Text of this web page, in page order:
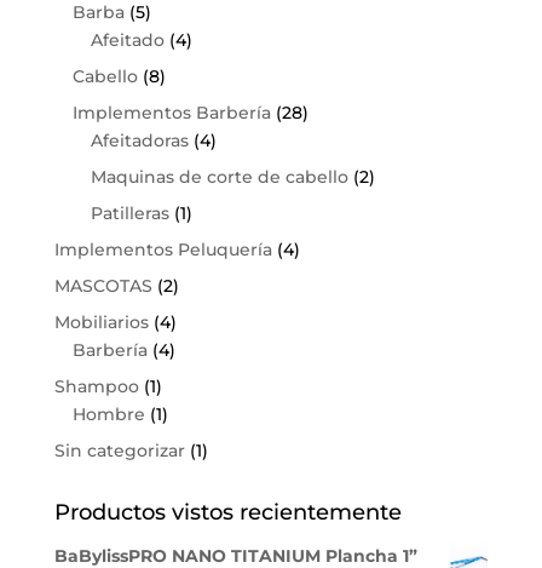
Barba (5)
Afeitado (4)
Cabello (8)
Implementos Barbería (28)
Afeitadoras (4)
Maquinas de corte de cabello (2)
Patilleras (1)
Implementos Peluquería (4)
MASCOTAS (2)
Mobiliarios (4)
Barbería (4)
Shampoo (1)
Hombre (1)
Sin categorizar (1)
Productos vistos recientemente
BaBylissPRO NANO TITANIUM Plancha 1”